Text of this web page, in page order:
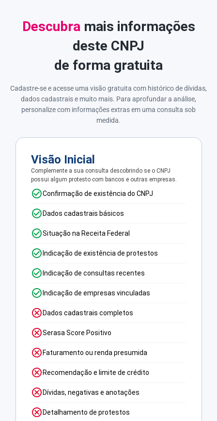
Descubra mais informações
deste CNPJ
de forma gratuita
Cadastre-se e acesse uma visão gratuita com histórico de dívidas,
dados cadastrais e muito mais. Para aprofundar a análise,
personalize com informações extras em uma consulta sob
medida.
Visão Inicial
Complemente a sua consulta descobrindo se o CNPJ
possui algum protesto com bancos e outras empresas.
Confirmação de existência do CNPJ
Dados cadastrais básicos
Situação na Receita Federal
Indicação de existência de protestos
Indicação de consultas recentes
Indicação de empresas vinculadas
Dados cadastrais completos
Serasa Score Positivo
Faturamento ou renda presumida
Recomendação e limite de crédito
Dívidas, negativas e anotações
Detalhamento de protestos